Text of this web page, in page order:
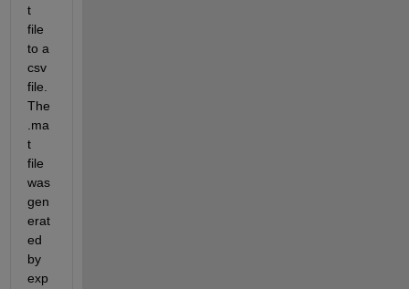
t
file
to a
csv
file.
The
.ma
t
file
was
gen
erat
ed
by
exp